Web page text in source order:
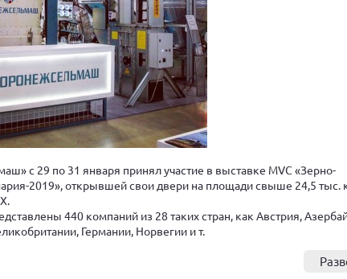
с 29 по 31 января принял участие в выставке MVC «Зерно-
2019», открывшей свои двери на площади свыше 24,5 тыс.
440 компаний из 28 таких стран, как Австрия,
Германии, Норвегии и т.